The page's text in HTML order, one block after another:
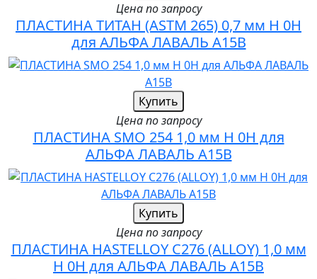
Цена по запросу
ПЛАСТИНА ТИТАН (ASTM 265) 0,7 мм H 0H
для АЛЬФА ЛАВАЛЬ A15B
Купить
Цена по запросу
ПЛАСТИНА SMO 254 1,0 мм H 0H для
АЛЬФА ЛАВАЛЬ A15B
Купить
Цена по запросу
ПЛАСТИНА HASTELLOY C276 (ALLOY) 1,0 мм
H 0H для АЛЬФА ЛАВАЛЬ A15B